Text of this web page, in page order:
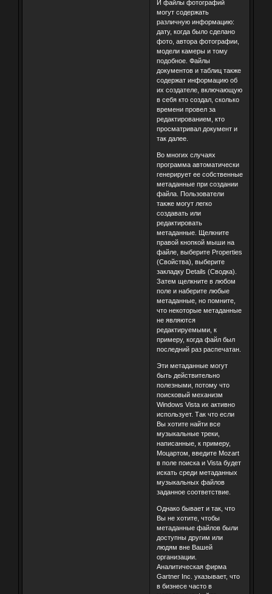
И файлы фотографий
могут содержать
различную информацию:
дату, когда было сделано
фото, автора фотографии,
модели камеры и тому
подобное. Файлы
документов и таблиц также
содержат информацию об
их создателе, включающую
в себя кто создал, сколько
времени провел за
редактированием, кто
просматривал документ и
так далее.
Во многих случаях
программа автоматически
генерирует ее собственные
метаданные при создании
файла. Пользователи
также могут легко
создавать или
редактировать
метаданные. Щелкните
правой кнопкой мыши на
файле, выберите Properties
(Свойства), выберите
закладку Details (Сводка).
Затем щелкните в любом
поле и наберите любые
метаданные, но помните,
что некоторые метаданные
не являются
редактируемыми, к
примеру, когда файл был
последний раз распечатан.
Эти метаданные могут
быть действительно
полезными, потому что
поисковый механизм
Windows Vista их активно
использует. Так что если
Вы хотите найти все
музыкальные треки,
написанные, к примеру,
Моцартом, введите Mozart
в поле поиска и Vista будет
искать среди метаданных
музыкальных файлов
заданное соответствие.
Однако бывает и так, что
Вы не хотите, чтобы
метаданные файлов были
доступны другим или
людям вне Вашей
организации.
Аналитическая фирма
Gartner Inc. указывает, что
в бизнесе часто в